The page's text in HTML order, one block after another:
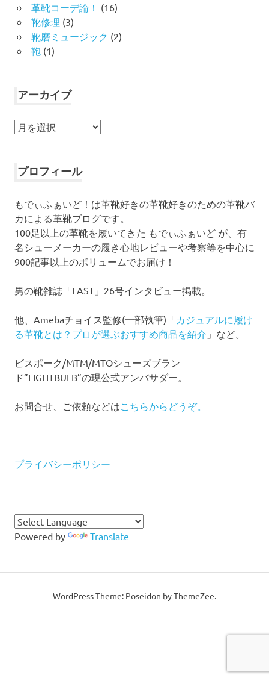
革靴コーデ論！ (16)
靴修理 (3)
靴磨ミュージック (2)
鞄 (1)
アーカイブ
ア
イ
プロフィール
もでぃふぁいど！は革靴好きの革靴好きのための革靴バ
カによる革靴ブログです。
100足以上の革靴を履いてきた もでぃふぁいど が、有
名シューメーカーの履き心地レビューや考察等を中心に
900記事以上のボリュームでお届け！
男の靴雑誌「LAST」26号インタビュー掲載。
他、Amebaチョイス監修(一部執筆)「カジュアルに履け
る革靴とは？プロが選ぶおすすめ商品を紹介 」など。
ビスポーク/MTM/MTOシューズブラン
ド”LIGHTBULB”の現公式アンバサダー。
お問合せ、ご依頼などは こちらからどうぞ。
プライバシーポリシー
Powered by Translate
WordPress Theme: Poseidon by ThemeZee.